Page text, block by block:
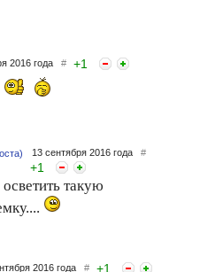
Спорт в пользу похудения
2016 года # +1
13 сентября 2016 года #
+1
такую
2016 года # +1